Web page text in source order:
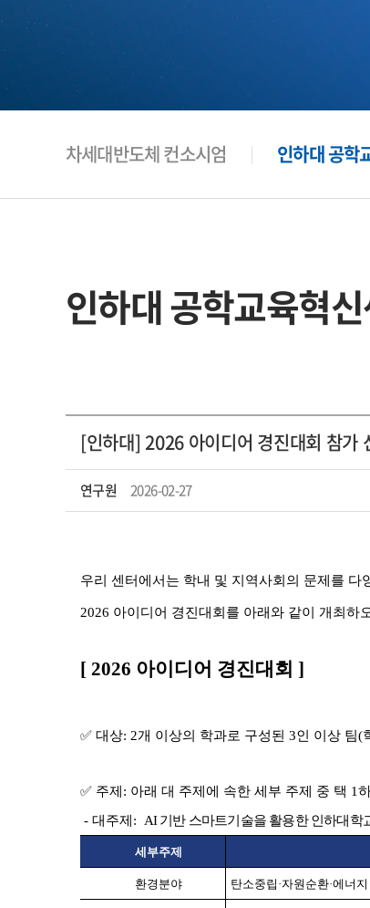
차세대반도체 컨소시엄 인하대 공학
인하대 공학교육혁
[인하대] 2026 아이디어 경진대회 참가
연구원 2026-02-27
우리 센터에서는 학내 및 지역사회의 문제를
2026 아이디어 경진대회를 아래와 같이 개최하
[ 2026 아이디어 경진대회 ]
✅ 대상: 2개 이상의 학과로 구성된 3인 이상 팀(
✅ 주제 : 아래 대 주제에 속한 세부 주제 중 택 1
- 대주제 : AI기반 스마트기술을 활용한 인하대학
세부주제
환경분야 탄소중립 ·자원순환·에너